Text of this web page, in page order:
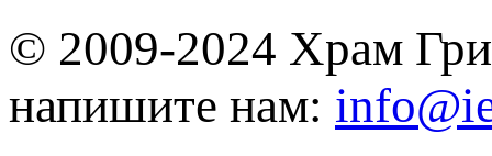
© 2009-2024 Храм
напишите нам: